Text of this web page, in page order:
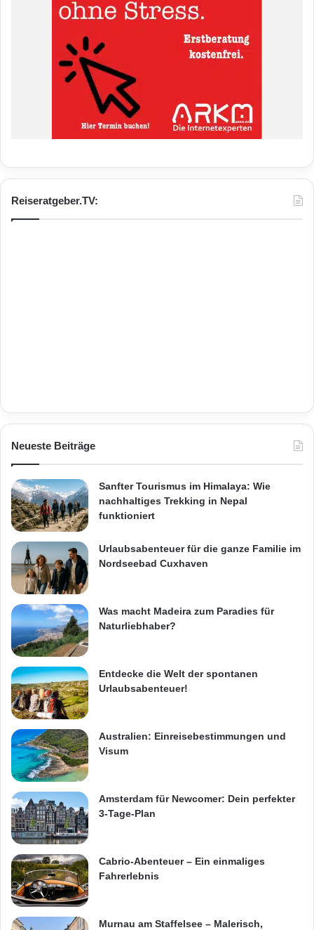
Reiseratgeber.TV:
Neueste Beiträge
Sanfter Tourismus im Himalaya: Wie
nachhaltiges Trekking in Nepal
funktioniert
Urlaubsabenteuer für die ganze Familie im
Nordseebad Cuxhaven
Was macht Madeira zum Paradies für
Naturliebhaber?
Entdecke die Welt der spontanen
Urlaubsabenteuer!
Australien: Einreisebestimmungen und
Visum
Amsterdam für Newcomer: Dein perfekter
3-Tage-Plan
Cabrio-Abenteuer – Ein einmaliges
Fahrerlebnis
Murnau am Staffelsee – Malerisch,